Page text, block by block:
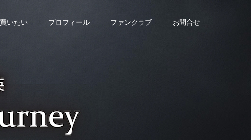
買いたい プロフィール ファンクラブ お問合せ